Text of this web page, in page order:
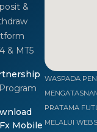
&
& MT5
Program
Mobile
WASPADA
PRATAMA
MELALUI